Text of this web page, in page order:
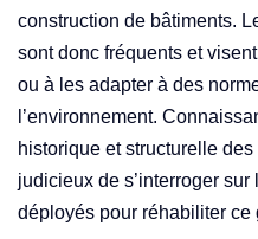
construction de bâtiments.
sont donc fréquents et
ou à les adapter à des
l’environnement.
historique et structurelle
judicieux de s’interroger
déployés pour réhabiliter ce